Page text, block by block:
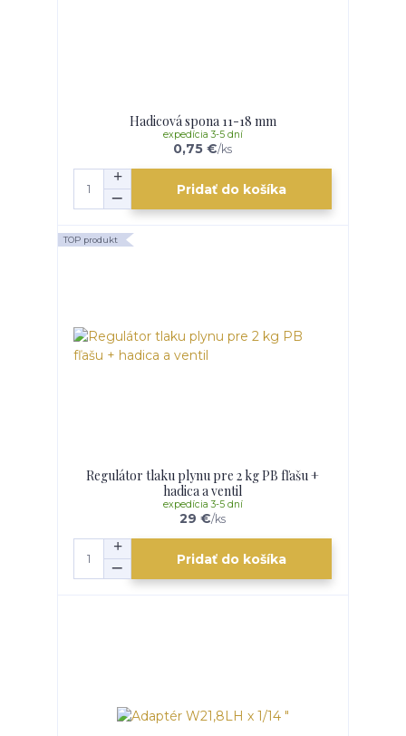
Hadicová spona 11-18 mm
0,75 €/ks
expedícia 3-5 dní
Pridať do košíka
TOP produkt
Regulátor tlaku plynu pre 2 kg PB fľašu +
hadica a ventil
29 €/ks
expedícia 3-5 dní
Pridať do košíka